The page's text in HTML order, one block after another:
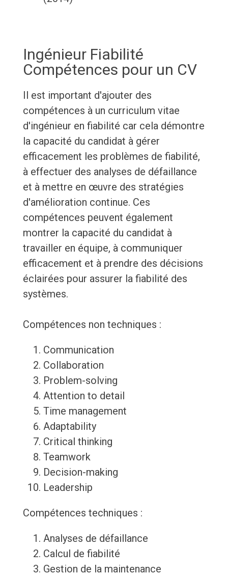
Ingénieur Fiabilité
Compétences pour un CV
Il est important d'ajouter des
compétences à un curriculum vitae
d'ingénieur en fiabilité car cela démontre
la capacité du candidat à gérer
efficacement les problèmes de fiabilité,
à effectuer des analyses de défaillance
et à mettre en œuvre des stratégies
d'amélioration continue. Ces
compétences peuvent également
montrer la capacité du candidat à
travailler en équipe, à communiquer
efficacement et à prendre des décisions
éclairées pour assurer la fiabilité des
systèmes.
Compétences non techniques :
Communication
Collaboration
Problem-solving
Attention to detail
Time management
Adaptability
Critical thinking
Teamwork
Decision-making
Leadership
Compétences techniques :
Analyses de défaillance
Calcul de fiabilité
Gestion de la maintenance